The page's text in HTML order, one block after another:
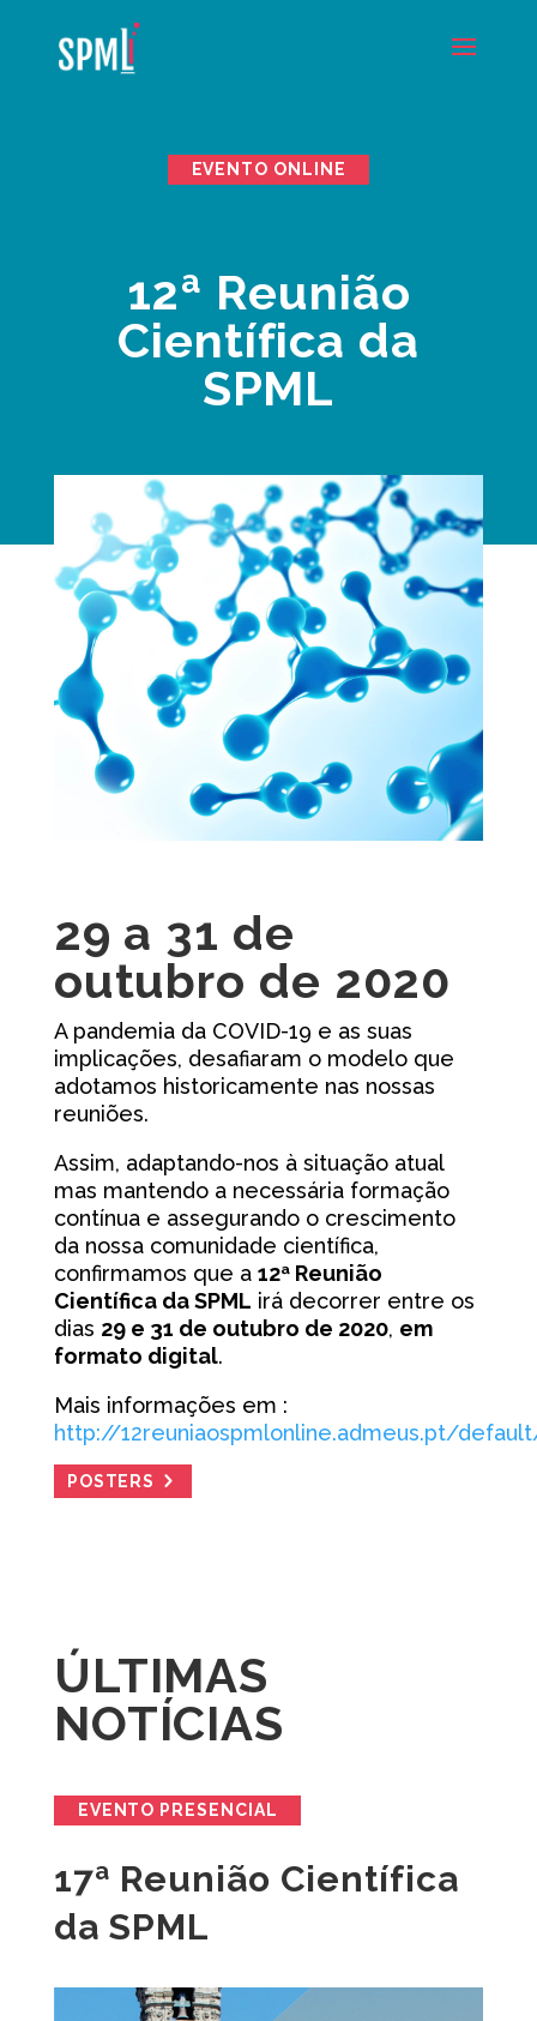
EVENTO ONLINE
12ª Reunião
Científica da
SPML
29 a 31 de
outubro de 2020
A pandemia da COVID-19 e as suas
implicações, desafiaram o modelo que
adotamos historicamente nas nossas
reuniões.
Assim, adaptando-nos à situação atual
mas mantendo a necessária formação
contínua e assegurando o crescimento
da nossa comunidade científica,
confirmamos que a 12ª Reunião
Científica da SPML irá decorrer entre os
dias 29 e 31 de outubro de 2020, em
formato digital.
Mais informações em :
http://12reuniaospmlonline.admeus.pt/
POSTERS
ÚLTIMAS
NOTÍCIAS
EVENTO PRESENCIAL
17ª Reunião Científica
da SPML